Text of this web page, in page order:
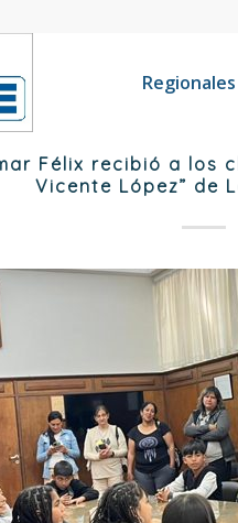
Regionales
Félix recibió a los
Vicente López” de